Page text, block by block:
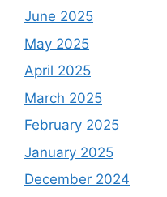
June 2025
May 2025
April 2025
March 2025
February 2025
January 2025
December 2024